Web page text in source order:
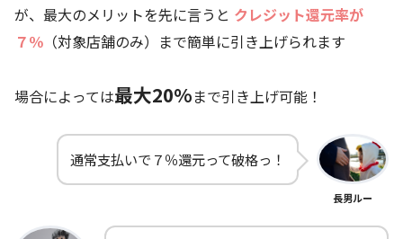
が、最大のメリットを先に言うと クレジット還元率が
７％ （対象店舗のみ）まで簡単に引き上げられます
場合によっては最大20%まで引き上げ可能！
通常支払いで７％還元って破格っ！
長男ルー